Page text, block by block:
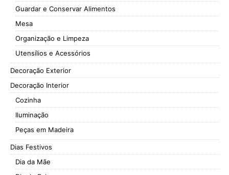
Guardar e Conservar Alimentos
Mesa
Organização e Limpeza
Utensílios e Acessórios
Decoração Exterior
Decoração Interior
Cozinha
Iluminação
Peças em Madeira
Dias Festivos
Dia da Mãe